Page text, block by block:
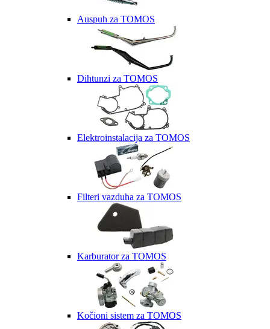
Auspuh za TOMOS
Dihtunzi za TOMOS
Elektroinstalacija za TOMOS
Filteri vazduha za TOMOS
Karburator za TOMOS
Kočioni sistem za TOMOS